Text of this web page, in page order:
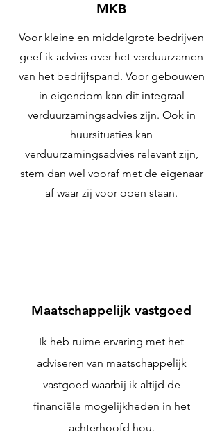
MKB
Voor kleine en middelgrote bedrijven
geef ik advies over het verduurzamen
van het bedrijfspand. Voor gebouwen
in eigendom kan dit integraal
verduurzamingsadvies zijn. Ook in
huursituaties kan
verduurzamingsadvies relevant zijn,
stem dan wel vooraf met de eigenaar
af waar zij voor open staan.
Maatschappelijk vastgoed
Ik heb ruime ervaring met het
adviseren van maatschappelijk
vastgoed waarbij ik altijd de
financiële mogelijkheden in het
achterhoofd hou.